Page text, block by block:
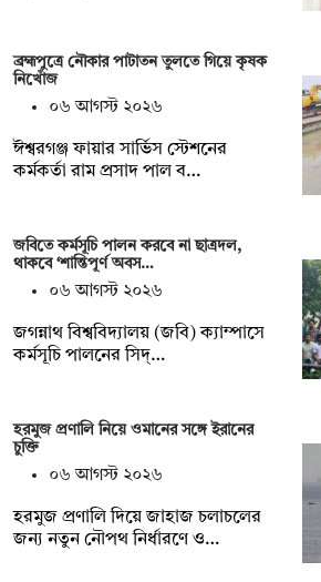
ব্রহ্মপুত্রে নৌকার পাটাতন তুলতে গিয়ে কৃষক
নিখোঁজ
০৬ আগস্ট ২০২৬
ঈশ্বরগঞ্জ ফায়ার সার্ভিস স্টেশনের
কর্মকর্তা রাম প্রসাদ পাল ব…
জবিতে কর্মসূচি পালন করবে না ছাত্রদল,
থাকবে ‘শান্তিপূর্ণ অবস…
০৬ আগস্ট ২০২৬
জগন্নাথ বিশ্ববিদ্যালয় (জবি) ক্যাম্পাসে
কর্মসূচি পালনের সিদ্…
হরমুজ প্রণালি নিয়ে ওমানের সঙ্গে ইরানের
চুক্তি
০৬ আগস্ট ২০২৬
হরমুজ প্রণালি দিয়ে জাহাজ চলাচলের
জন্য নতুন নৌপথ নির্ধারণে ও…